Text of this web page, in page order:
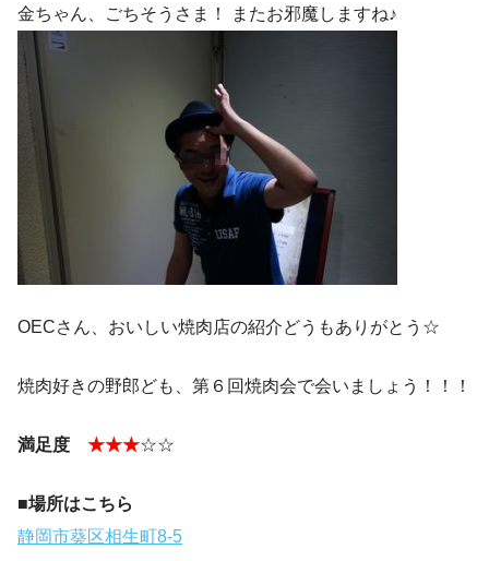
金ちゃん、ごちそうさま！ またお邪魔しますね♪
OECさん、おいしい焼肉店の紹介どうもありがとう☆
焼肉好きの野郎ども、第６回焼肉会で会いましょう！！！
満足度 ★★★☆☆
■場所はこちら
静岡市葵区相生町8-5